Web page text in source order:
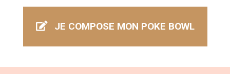
JE COMPOSE MON POKE BOWL